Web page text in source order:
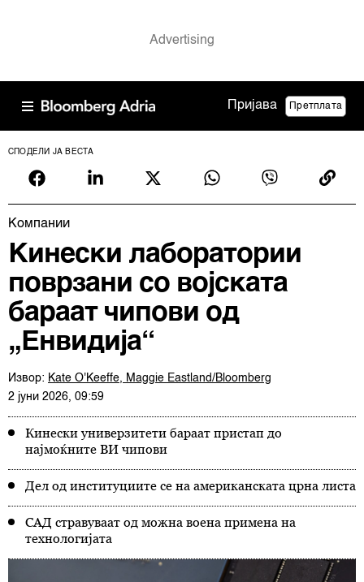
Пријава Претплата
СПОДЕЛИ ЈА ВЕСТА
Компании
Кинески лаборатории
поврзани со војската
бараат чипови од
„Енвидија“
Извор: Kate O'Keeffe, Maggie Eastland/Bloomberg
2 јуни 2026, 09:59
Кинески универзитети бараат пристап до
најмоќните ВИ чипови
Дел од институциите се на американската црна листа
САД стравуваат од можна воена примена на
технологијата